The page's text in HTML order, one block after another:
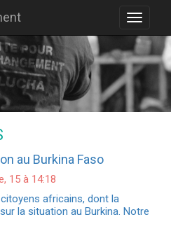
au Burkina Faso
15 à 14:18
africains, dont la
la situation au Burkina. Notre